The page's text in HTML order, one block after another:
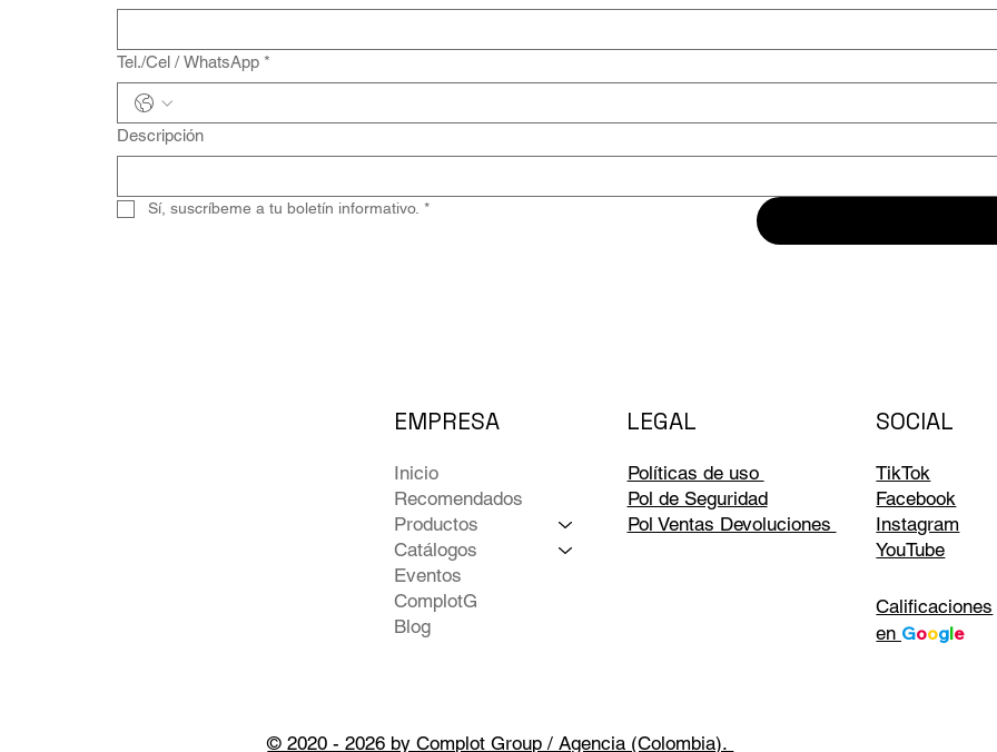
Tel./Cel / WhatsApp *
Descripción
Sí, suscríbeme a tu boletín informativo. *
EMPRESA
Inicio
Recomendados
Productos
Catálogos
Eventos
ComplotG
Blog
LEGAL
Políticas de uso
Pol de Seguridad
Pol Ventas Devoluciones
SOCIAL
TikTok
Facebook
Instagram
YouTube
Calificaciones
en Google
© 2020 - 2026 by Complot Group / Agencia (Colombia).